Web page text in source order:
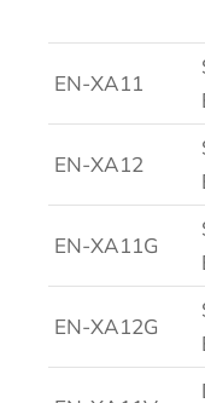
EN-XA11
EN-XA12
EN-XA11G
EN-XA12G